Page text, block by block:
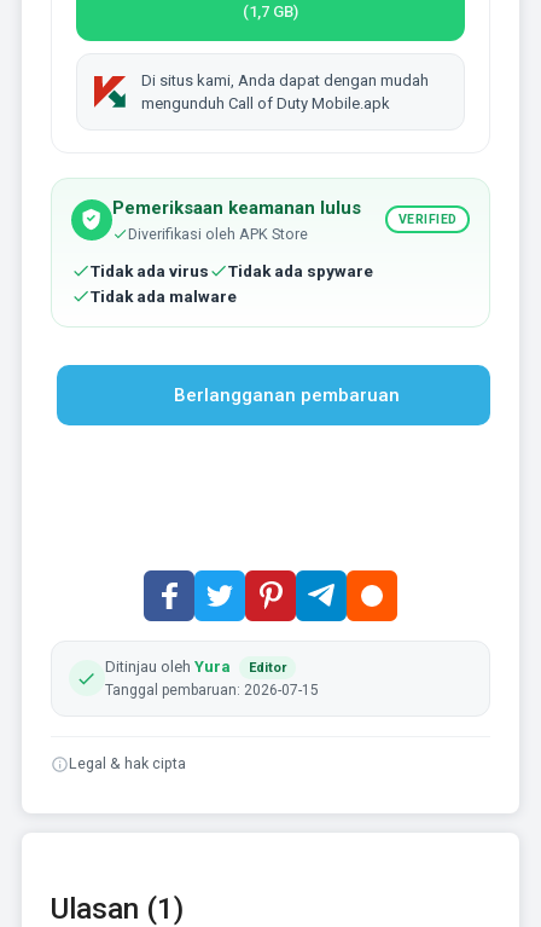
(1,7 GB)
Di situs kami, Anda dapat dengan mudah
mengunduh Call of Duty Mobile.apk
Pemeriksaan keamanan lulus
Diverifikasi oleh APK Store
VERIFIED
Tidak ada virus
Tidak ada spyware
Tidak ada malware
Berlangganan pembaruan
Ditinjau oleh Yura Editor
Tanggal pembaruan: 2026-07-15
Legal & hak cipta
Ulasan (1)